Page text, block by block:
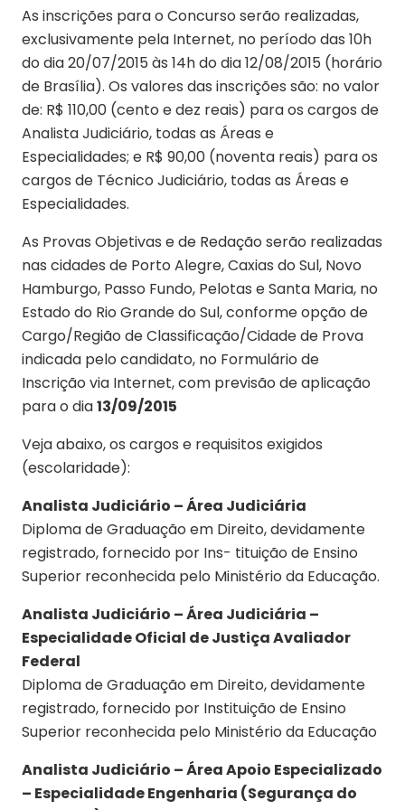
As inscrições para o Concurso serão realizadas,
exclusivamente pela Internet, no período das 10h
do dia 20/07/2015 às 14h do dia 12/08/2015 (horário
de Brasília). Os valores das inscrições são: no valor
de: R$ 110,00 (cento e dez reais) para os cargos de
Analista Judiciário, todas as Áreas e
Especialidades; e R$ 90,00 (noventa reais) para os
cargos de Técnico Judiciário, todas as Áreas e
Especialidades.
As Provas Objetivas e de Redação serão realizadas
nas cidades de Porto Alegre, Caxias do Sul, Novo
Hamburgo, Passo Fundo, Pelotas e Santa Maria, no
Estado do Rio Grande do Sul, conforme opção de
Cargo/Região de Classificação/Cidade de Prova
indicada pelo candidato, no Formulário de
Inscrição via Internet, com previsão de aplicação
para o dia13/09/2015
Veja abaixo, os cargos e requisitos exigidos
(escolaridade):
Analista Judiciário – Área Judiciária
Diploma de Graduação em Direito, devidamente
registrado, fornecido por Ins- tituição de Ensino
Superior reconhecida pelo Ministério da Educação.
Analista Judiciário – Área Judiciária –
Especialidade Oficial de Justiça Avaliador
Federal
Diploma de Graduação em Direito, devidamente
registrado, fornecido por Instituição de Ensino
Superior reconhecida pelo Ministério da Educação
Analista Judiciário – Área Apoio Especializado
– Especialidade Engenharia (Segurança do